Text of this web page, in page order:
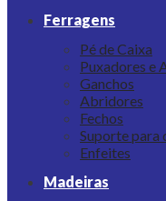
Ferragens
Pé de Caixa
Puxadores e
Ganchos
Abridores
Fechos
Suporte para
Enfeites
Madeiras